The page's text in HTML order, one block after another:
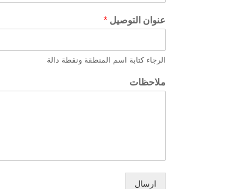
عنوان التوصيل *
الرجاء كتابة اسم المنطقة ونقطة دالة
ملاحظات
ارسال